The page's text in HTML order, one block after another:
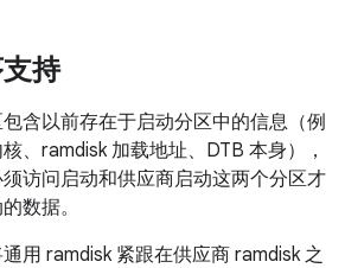
持
含以前存在于启动分区中的信息（例
、ramdisk 加载地址、DTB 本身），
访问启动和供应商启动这两个分区才
数据。
用 ramdisk 紧跟在供应商 ramdisk 之